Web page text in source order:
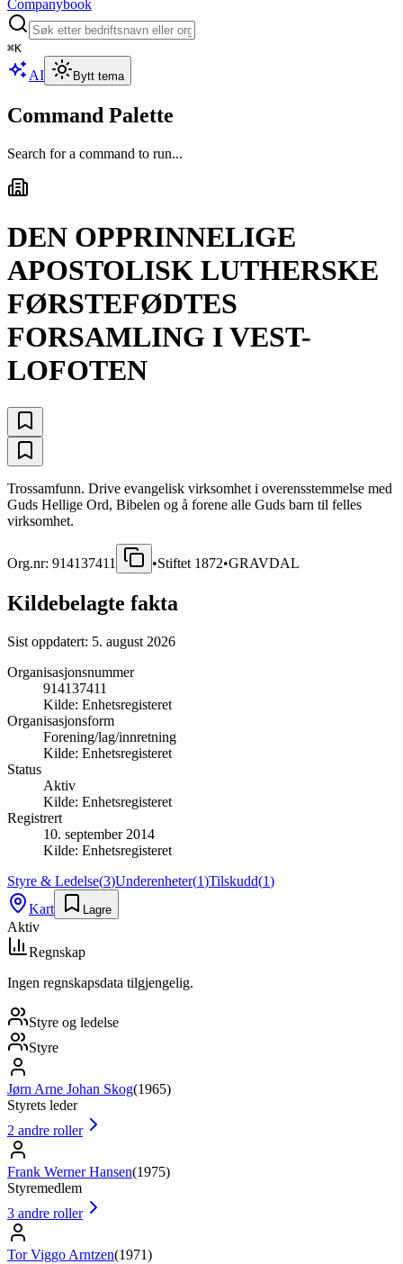
Companybook
⌘K
AI Bytt tema
Command Palette
Search for a command to run...
DEN OPPRINNELIGE
APOSTOLISK LUTHERSKE
FØRSTEFØDTES
FORSAMLING I VEST-
LOFOTEN
Trossamfunn. Drive evangelisk virksomhet i overensstemmelse med
Guds Hellige Ord, Bibelen og å forene alle Guds barn til felles
virksomhet.
Org.nr: 914137411 •Stiftet 1872•GRAVDAL
Kildebelagte fakta
Sist oppdatert: 5. august 2026
Organisasjonsnummer
914137411
Kilde: Enhetsregisteret
Organisasjonsform
Forening/lag/innretning
Kilde: Enhetsregisteret
Status
Aktiv
Kilde: Enhetsregisteret
Registrert
10. september 2014
Kilde: Enhetsregisteret
Styre & Ledelse(3)Underenheter(1)Tilskudd(1)
Kart
Lagre
Aktiv
Regnskap
Ingen regnskapsdata tilgjengelig.
Styre og ledelse
Styre
Jørn Arne Johan Skog(1965)
Styrets leder
2 andre roller
Frank Werner Hansen(1975)
Styremedlem
3 andre roller
Tor Viggo Arntzen(1971)